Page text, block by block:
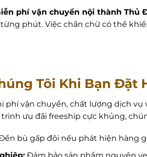
phí vận chuyển nội thành Thủ
phút. Việc chần chừ có thể
Tôi Khi Bạn Đặt
phí vận chuyển, chất lượng dịch
ưu đãi freeship cực khủng,
bù gấp đôi nếu phát hiện hàng